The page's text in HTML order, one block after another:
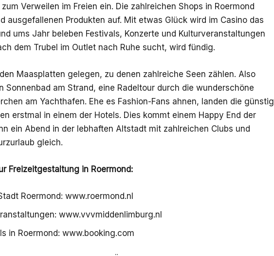
Verweilen im Freien ein. Die zahlreichen Shops in Roermond
ausgefallenen Produkten auf. Mit etwas Glück wird im Casino das
ums Jahr beleben Festivals, Konzerte und Kulturveranstaltungen
dem Trubel im Outlet nach Ruhe sucht, wird fündig.
Maasplatten gelegen, zu denen zahlreiche Seen zählen. Also
Sonnenbad am Strand, eine Radeltour durch die wunderschöne
am Yachthafen. Ehe es Fashion-Fans ahnen, landen die günstig
erstmal in einem der Hotels. Dies kommt einem Happy End der
ein Abend in der lebhaften Altstadt mit zahlreichen Clubs und
gleich.
Freizeitgestaltung in Roermond:
Roermond: www.roermond.nl
www.vvvmiddenlimburg.nl
in Roermond: www.booking.com